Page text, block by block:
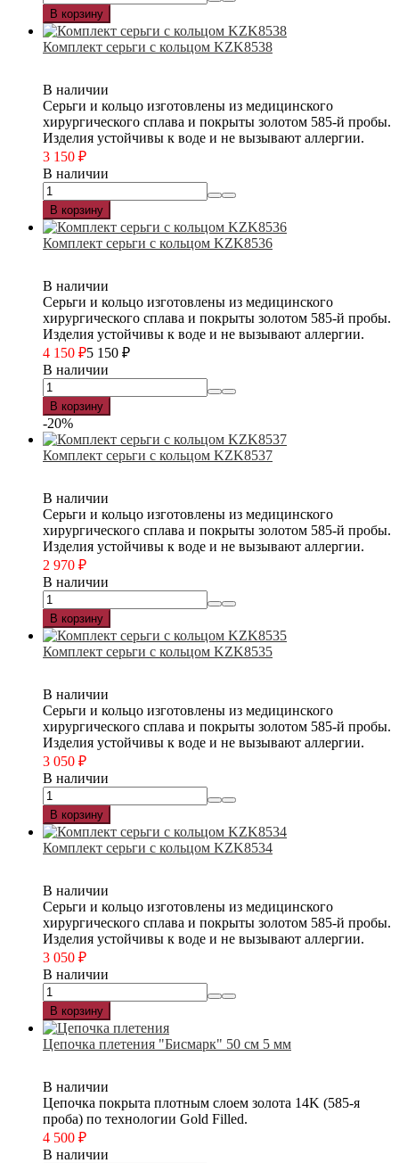
В корзину
Комплект серьги с кольцом KZK8538
В наличии
Серьги и кольцо изготовлены из медицинского
хирургического сплава и покрыты золотом 585-й пробы.
Изделия устойчивы к воде и не вызывают аллергии.
3 150 ₽
В наличии
В корзину
Комплект серьги с кольцом KZK8536
В наличии
Серьги и кольцо изготовлены из медицинского
хирургического сплава и покрыты золотом 585-й пробы.
Изделия устойчивы к воде и не вызывают аллергии.
4 150 ₽5 150 ₽
В наличии
В корзину
-20%
Комплект серьги с кольцом KZK8537
В наличии
Серьги и кольцо изготовлены из медицинского
хирургического сплава и покрыты золотом 585-й пробы.
Изделия устойчивы к воде и не вызывают аллергии.
2 970 ₽
В наличии
В корзину
Комплект серьги с кольцом KZK8535
В наличии
Серьги и кольцо изготовлены из медицинского
хирургического сплава и покрыты золотом 585-й пробы.
Изделия устойчивы к воде и не вызывают аллергии.
3 050 ₽
В наличии
В корзину
Комплект серьги с кольцом KZK8534
В наличии
Серьги и кольцо изготовлены из медицинского
хирургического сплава и покрыты золотом 585-й пробы.
Изделия устойчивы к воде и не вызывают аллергии.
3 050 ₽
В наличии
В корзину
Цепочка плетения "Бисмарк" 50 см 5 мм
В наличии
Цепочка покрыта плотным слоем золота 14K (585-я
проба) по технологии Gold Filled.
4 500 ₽
В наличии